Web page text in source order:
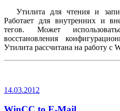
Утилита для чтения и
Работает для внутренних и
тегов. Может
восстановления
Утилита рассчитана на работу с
14.03.2012